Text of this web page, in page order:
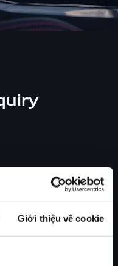
Giới thiệu về cookie